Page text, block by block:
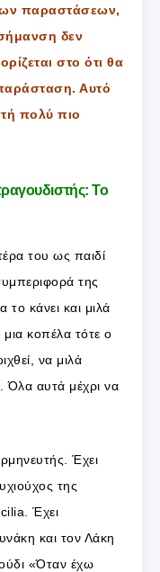
παραστάσεων,
δεν
στο ότι θα
Αυτό
πολύ πιο
Το
του ως παιδί
της
κάνει και μιλά
κοπέλα τότε ο
να μιλά
Όλα αυτά μέχρι να
Έχει
της
Έχει
και τον Λάκη
«Όταν έχω